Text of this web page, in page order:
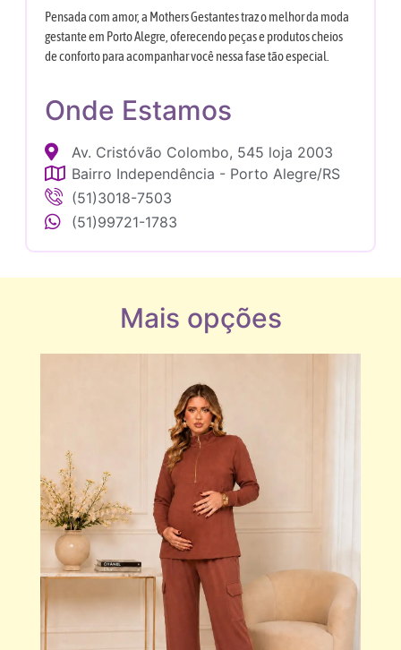
Pensada com amor, a Mothers Gestantes traz o melhor da moda
gestante em Porto Alegre, oferecendo peças e produtos cheios
de conforto para acompanhar você nessa fase tão especial.
Onde Estamos
Av. Cristóvão Colombo, 545 loja 2003
Bairro Independência - Porto Alegre/RS
(51)3018-7503
(51)99721-1783
Mais opções